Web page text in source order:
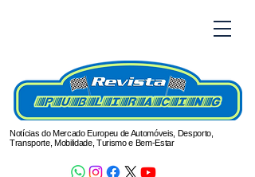
Notícias do Mercado Europeu de Automóveis, Desporto,
Transporte, Mobilidade, Turismo e Bem-Estar